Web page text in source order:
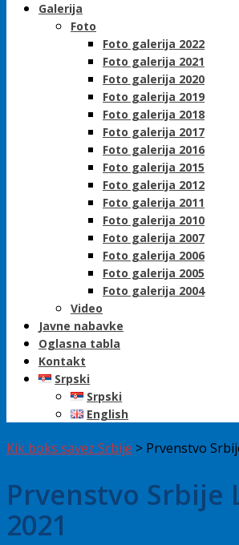
Galerija
Foto
Foto galerija 2022
Foto galerija 2021
Foto galerija 2020
Foto galerija 2019
Foto galerija 2018
Foto galerija 2017
Foto galerija 2016
Foto galerija 2015
Foto galerija 2012
Foto galerija 2011
Foto galerija 2010
Foto galerija 2007
Foto galerija 2006
Foto galerija 2005
Foto galerija 2004
Video
Javne nabavke
Oglasna tabla
Kontakt
Srpski
Srpski
English
Kik boks savez Srbije > Prvenstvo
Prvenstvo Srbije
2021